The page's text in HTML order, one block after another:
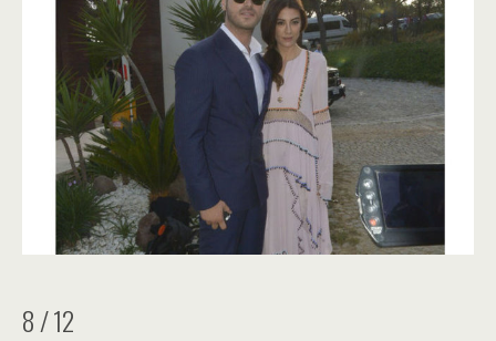
8 / 12